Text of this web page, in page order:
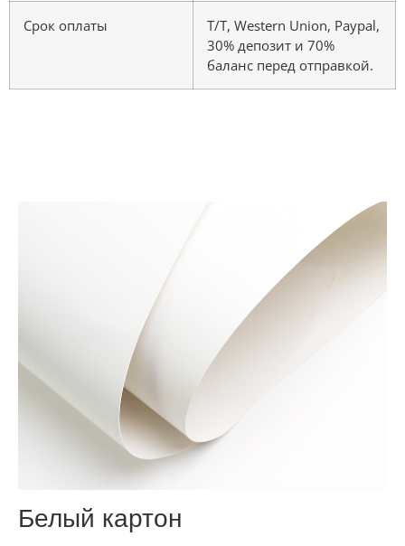
Срок оплаты
T/T, Western Union, Paypal,
30% депозит и 70%
баланс перед отправкой.
Белый картон